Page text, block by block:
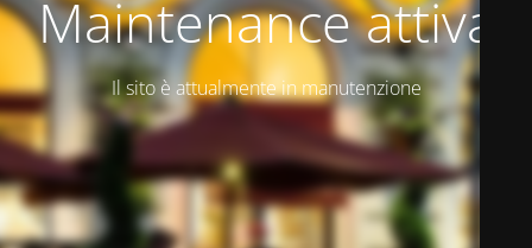
Maintenance attiva
Il sito è attualmente in manutenzione